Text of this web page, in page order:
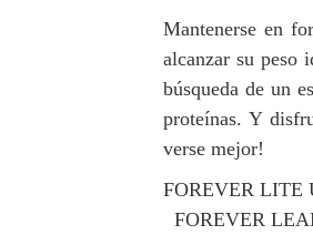
Mantenerse en
alcanzar su peso
búsqueda de un
proteínas. Y
verse mejor!
FOREVER
FOREVER